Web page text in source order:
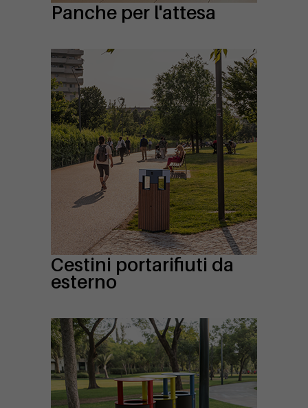
Panche per l'attesa
Cestini portarifiuti da
esterno